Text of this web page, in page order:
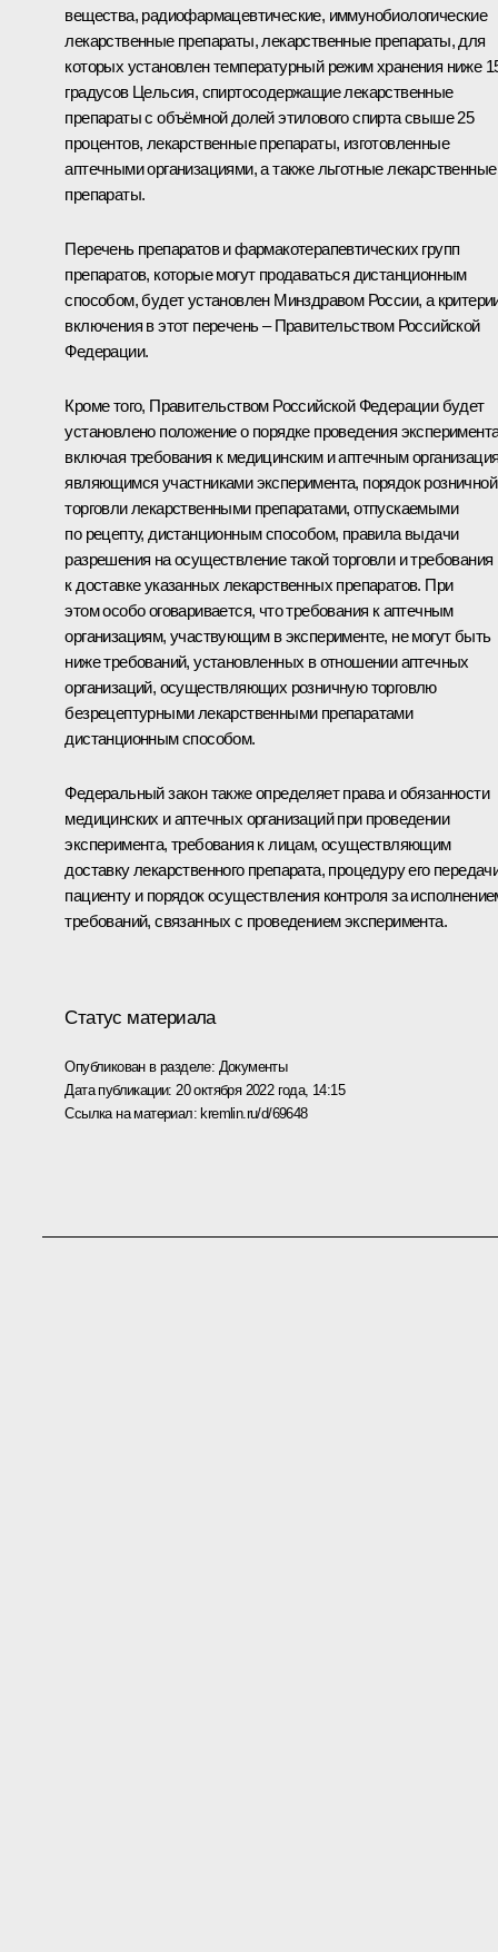
вещества, радиофармацевтические, иммунобиологические
лекарственные препараты, лекарственные препараты, для
которых установлен температурный режим хранения ниже
градусов Цельсия, спиртосодержащие лекарственные
препараты с объёмной долей этилового спирта свыше 25
процентов, лекарственные препараты, изготовленные
аптечными организациями, а также льготные лекарственные
препараты.
Перечень препаратов и фармакотерапевтических групп
препаратов, которые могут продаваться дистанционным
способом, будет установлен Минздравом России, а
включения в этот перечень – Правительством Российской
Федерации.
Кроме того, Правительством Российской Федерации будет
установлено положение о порядке проведения
включая требования к медицинским и аптечным
являющимся участниками эксперимента, порядок розничной
торговли лекарственными препаратами, отпускаемыми
по рецепту, дистанционным способом, правила выдачи
разрешения на осуществление такой торговли и требования
к доставке указанных лекарственных препаратов. При
этом особо оговаривается, что требования к аптечным
организациям, участвующим в эксперименте, не могут быть
ниже требований, установленных в отношении аптечных
организаций, осуществляющих розничную торговлю
безрецептурными лекарственными препаратами
дистанционным способом.
Федеральный закон также определяет права и обязанности
медицинских и аптечных организаций при проведении
эксперимента, требования к лицам, осуществляющим
доставку лекарственного препарата, процедуру его
пациенту и порядок осуществления контроля за
требований, связанных с проведением эксперимента.
Статус материала
Опубликован в разделе: Документы
Дата публикации: 20 октября 2022 года, 14:15
Ссылка на материал: kremlin.ru/d/69648